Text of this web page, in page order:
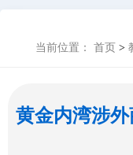
当前位置： 首页 >
黄金内湾涉